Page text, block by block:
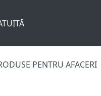
PENTRU AFACERI